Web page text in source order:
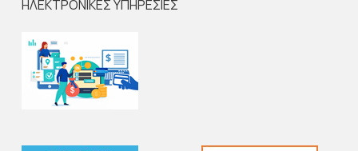
ΗΛΕΚΤΡΟΝΙΚΕΣ ΥΠΗΡΕΣΙΕΣ